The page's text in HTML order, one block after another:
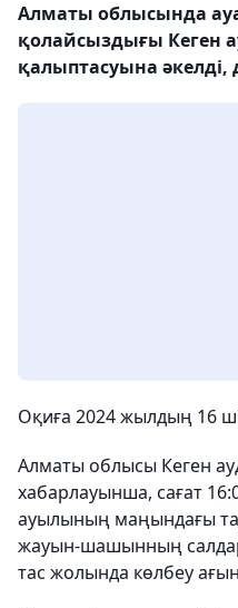
Алматы облысында
қолайсыздығы Кеген
қалыптасуына
Оқиға 2024 жылдың 16
Алматы облысы Кеген
хабарлауынша, сағат
ауылының маңындағы
жауын-шашынның
тас жолында көлбеу